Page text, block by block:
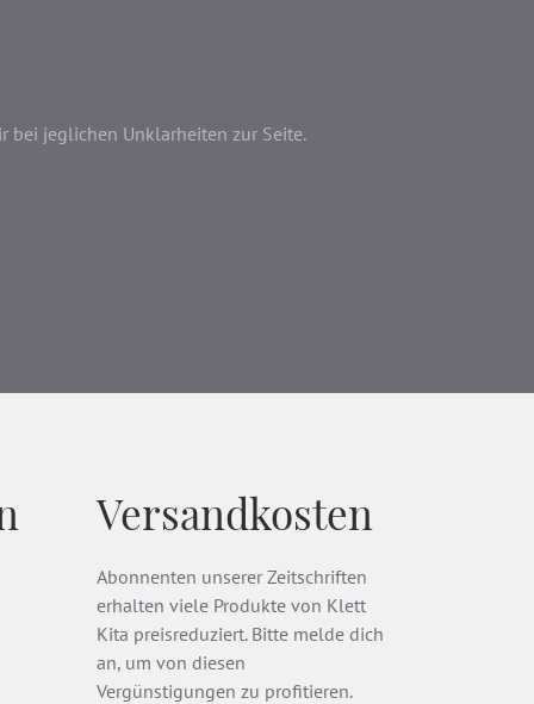
bei jeglichen Unklarheiten zur Seite.
Versandkosten
Abonnenten unserer Zeitschriften
erhalten viele Produkte von Klett
Kita preisreduziert. Bitte melde dich
an, um von diesen
Vergünstigungen zu profitieren.